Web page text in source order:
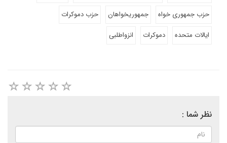
حزب جمهوری خواه
جمهوریخواهان
حزب دموکرات
ایالات متحده
دموکرات انزواطلبی
نظر شما :